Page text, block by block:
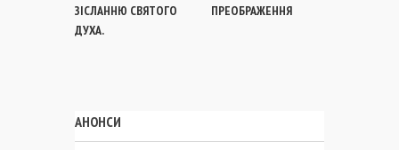
ЗІСЛАННЮ СВЯТОГО
ДУХА.
ПРЕОБРАЖЕННЯ
АНОНСИ